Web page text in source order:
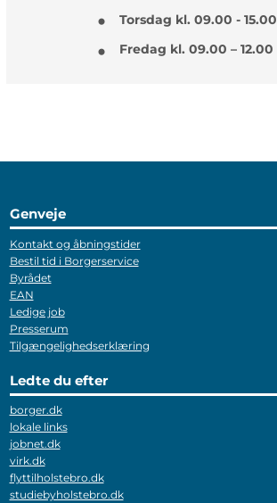
Torsdag kl. 09.00 - 15.00
Fredag kl. 09.00 – 12.00
Genveje
Kontakt og åbningstider
Bestil tid i Borgerservice
Byrådet
EAN
Ledige job
Presserum
Tilgængelighedserklæring
Ledte du efter
borger.dk
lokale links
jobnet.dk
virk.dk
flyttilholstebro.dk
studiebyholstebro.dk